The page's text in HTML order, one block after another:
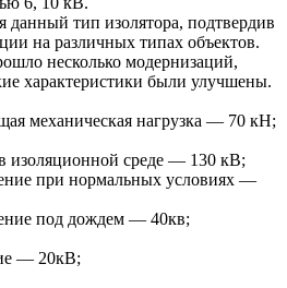
данный тип изолятора, подтвердив
на различных типах объектов.
несколько модернизаций,
характеристики были улучшены.
механическая нагрузка — 70 кН;
изоляционной среде — 130 кВ;
при нормальных условиях —
под дождем — 40кв;
— 20кВ;